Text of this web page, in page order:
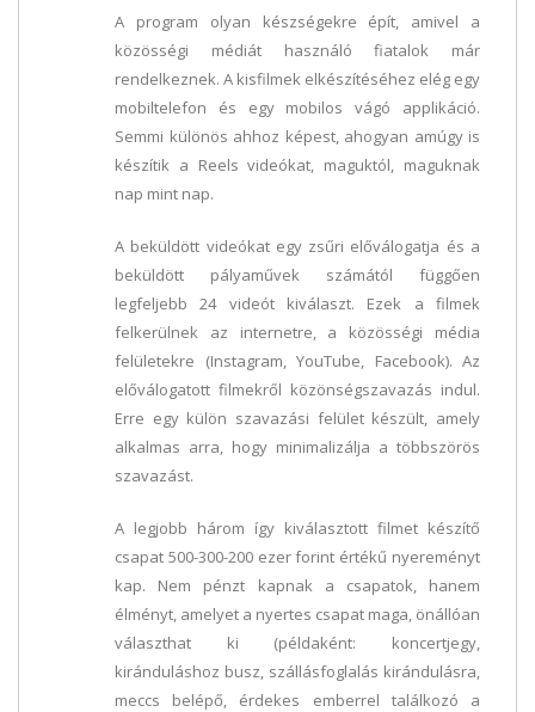
A program olyan készségekre épít, amivel a
közösségi médiát használó fiatalok már
rendelkeznek. A kisfilmek elkészítéséhez elég egy
mobiltelefon és egy mobilos vágó applikáció.
Semmi különös ahhoz képest, ahogyan amúgy is
készítik a Reels videókat, maguktól, maguknak
nap mint nap.
A beküldött videókat egy zsűri előválogatja és a
beküldött pályaművek számától függően
legfeljebb 24 videót kiválaszt. Ezek a filmek
felkerülnek az internetre, a közösségi média
felületekre (Instagram, YouTube, Facebook). Az
előválogatott filmekről közönségszavazás indul.
Erre egy külön szavazási felület készült, amely
alkalmas arra, hogy minimalizálja a többszörös
szavazást.
A legjobb három így kiválasztott filmet készítő
csapat 500-300-200 ezer forint értékű nyereményt
kap. Nem pénzt kapnak a csapatok, hanem
élményt, amelyet a nyertes csapat maga, önállóan
választhat ki (példaként: koncertjegy,
kiránduláshoz busz, szállásfoglalás kirándulásra,
meccs belépő, érdekes emberrel találkozó a